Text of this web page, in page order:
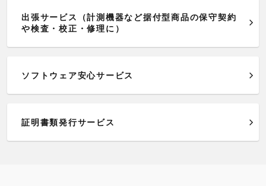
出張サービス（計測機器など据付型商品の保守契約
や検査・校正・修理に）
ソフトウェア安心サービス
証明書類発行サービス